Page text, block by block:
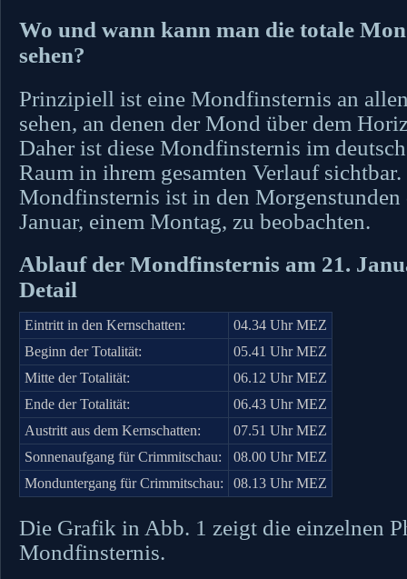
Wo und wann kann man die totale
sehen?
Prinzipiell ist eine Mondfinsternis an
sehen, an denen der Mond über dem
Daher ist diese Mondfinsternis im
Raum in ihrem gesamten Verlauf
Mondfinsternis ist in den Morgenstunden
Januar, einem Montag, zu beobachten.
Ablauf der Mondfinsternis am 21.
Detail
Eintritt in den Kernschatten:
04.34 Uhr MEZ
Beginn der Totalität:
05.41 Uhr MEZ
Mitte der Totalität:
06.12 Uhr MEZ
Ende der Totalität:
06.43 Uhr MEZ
Austritt aus dem Kernschatten:
07.51 Uhr MEZ
Sonnenaufgang für Crimmitschau:
08.00 Uhr MEZ
Monduntergang für Crimmitschau:
08.13 Uhr MEZ
Die Grafik in Abb. 1 zeigt die einzelnen
Mondfinsternis.